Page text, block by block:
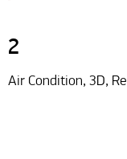
2
Air Condition, 3D,